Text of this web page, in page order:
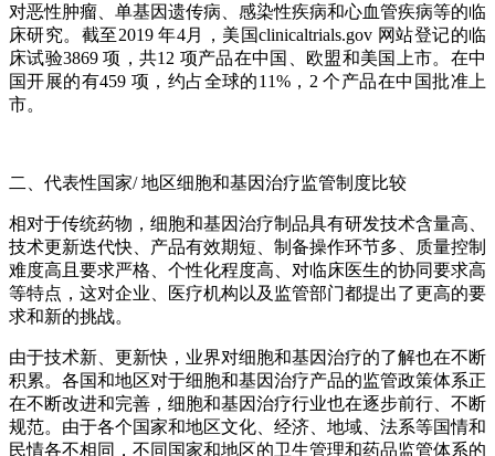
对恶性肿瘤、单基因遗传病、感染性疾病和心血管疾病等的临
床研究。截至2019 年4月，美国clinicaltrials.gov 网站登记的临
床试验3869 项，共12 项产品在中国、欧盟和美国上市。在中
国开展的有459 项，约占全球的11%，2 个产品在中国批准上
市。
二、代表性国家/ 地区细胞和基因治疗监管制度比较
相对于传统药物，细胞和基因治疗制品具有研发技术含量高、
技术更新迭代快、产品有效期短、制备操作环节多、质量控制
难度高且要求严格、个性化程度高、对临床医生的协同要求高
等特点，这对企业、医疗机构以及监管部门都提出了更高的要
求和新的挑战。
由于技术新、更新快，业界对细胞和基因治疗的了解也在不断
积累。各国和地区对于细胞和基因治疗产品的监管政策体系正
在不断改进和完善，细胞和基因治疗行业也在逐步前行、不断
规范。由于各个国家和地区文化、经济、地域、法系等国情和
民情各不相同，不同国家和地区的卫生管理和药品监管体系的